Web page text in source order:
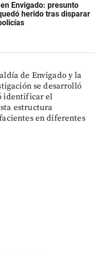
Envigado: presunto
herido tras disparar
de Envigado y la
se desarrolló
identificar el
estructura
en diferentes